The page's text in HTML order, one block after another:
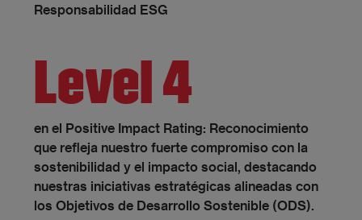
Responsabilidad ESG
Level 4
en el Positive Impact Rating: Reconocimiento
que refleja nuestro fuerte compromiso con la
sostenibilidad y el impacto social, destacando
nuestras iniciativas estratégicas alineadas con
los Objetivos de Desarrollo Sostenible (ODS).